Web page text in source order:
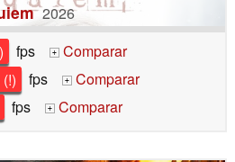
2026
fps +
Comparar
fps +
Comparar
fps + Comparar